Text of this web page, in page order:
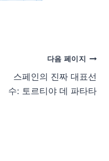
다음 페이지
스페인의 진짜 대표선
수: 토르티야 데 파타타